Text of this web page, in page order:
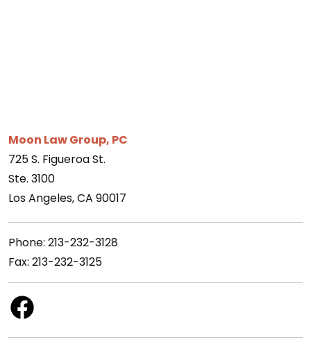
Moon Law Group, PC
725 S. Figueroa St.
Ste. 3100
Los Angeles, CA 90017
Phone: 213-232-3128
Fax: 213-232-3125